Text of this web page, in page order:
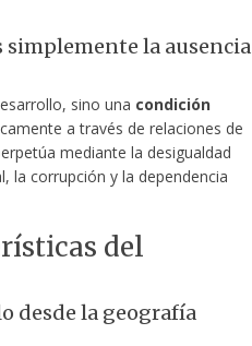
simplemente la ausencia
sino una condición
a través de relaciones de
mediante la desigualdad
la corrupción y la dependencia
del
desde la geografía